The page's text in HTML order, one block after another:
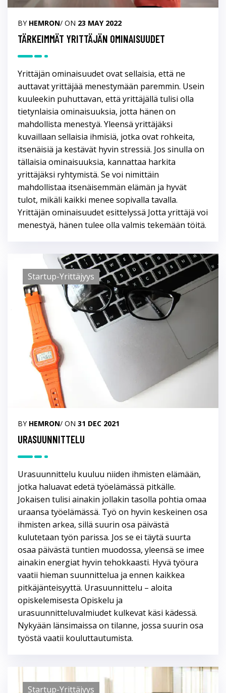
BY HEMRON/ ON 23 MAY 2022
TÄRKEIMMÄT YRITTÄJÄN OMINAISUUDET
Yrittäjän ominaisuudet ovat sellaisia, että ne
auttavat yrittäjää menestymään paremmin. Usein
kuuleekin puhuttavan, että yrittäjällä tulisi olla
tietynlaisia ominaisuuksia, jotta hänen on
mahdollista menestyä. Yleensä yrittäjäksi
kuvaillaan sellaisia ihmisiä, jotka ovat rohkeita,
itsenäisiä ja kestävät hyvin stressiä. Jos sinulla on
tällaisia ominaisuuksia, kannattaa harkita
yrittäjäksi ryhtymistä. Se voi nimittäin
mahdollistaa itsenäisemmän elämän ja hyvät
tulot, mikäli kaikki menee sopivalla tavalla.
Yrittäjän ominaisuudet esittelyssä Jotta yrittäjä voi
menestyä, hänen tulee olla valmis tekemään töitä.
Startup-Yrittäjyys
BY HEMRON/ ON 31 DEC 2021
URASUUNNITTELU
Urasuunnittelu kuuluu niiden ihmisten elämään,
jotka haluavat edetä työelämässä pitkälle.
Jokaisen tulisi ainakin jollakin tasolla pohtia omaa
uraansa työelämässä. Työ on hyvin keskeinen osa
ihmisten arkea, sillä suurin osa päivästä
kulutetaan työn parissa. Jos se ei täytä suurta
osaa päivästä tuntien muodossa, yleensä se imee
ainakin energiat hyvin tehokkaasti. Hyvä työura
vaatii hieman suunnittelua ja ennen kaikkea
pitkäjänteisyyttä. Urasuunnittelu – aloita
opiskelemisesta Opiskelu ja
urasuunnitteluvalmiudet kulkevat käsi kädessä.
Nykyään länsimaissa on tilanne, jossa suurin osa
työstä vaatii kouluttautumista.
Startup-Yrittäjyys